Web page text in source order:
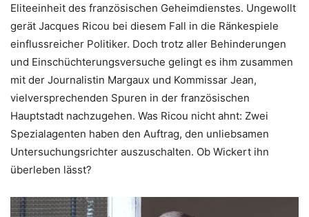
Eliteeinheit des französischen Geheimdienstes. Ungewollt
gerät Jacques Ricou bei diesem Fall in die Ränkespiele
einflussreicher Politiker. Doch trotz aller Behinderungen
und Einschüchterungsversuche gelingt es ihm zusammen
mit der Journalistin Margaux und Kommissar Jean,
vielversprechenden Spuren in der französischen
Hauptstadt nachzugehen. Was Ricou nicht ahnt: Zwei
Spezialagenten haben den Auftrag, den unliebsamen
Untersuchungsrichter auszuschalten. Ob Wickert ihn
überleben lässt?